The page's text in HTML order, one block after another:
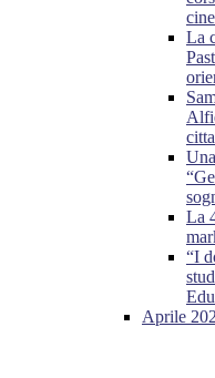
La
La
“I
Aprile